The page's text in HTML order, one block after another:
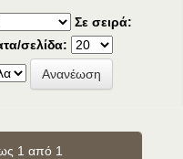
Σε σειρά:
σελίδα:
1 από 1